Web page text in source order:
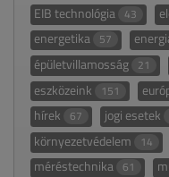
EIB technológia 43
energetika 57
épületvillamosság 21
eszközeink 151
hírek 67 jogi esetek
környezetvédelem 14
méréstechnika 61